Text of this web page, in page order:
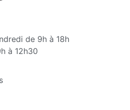
de 9h à 18h
à 12h30